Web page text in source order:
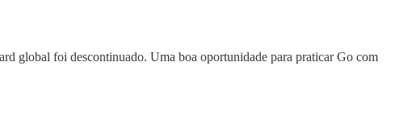
global foi descontinuado. Uma boa oportunidade para praticar Go com